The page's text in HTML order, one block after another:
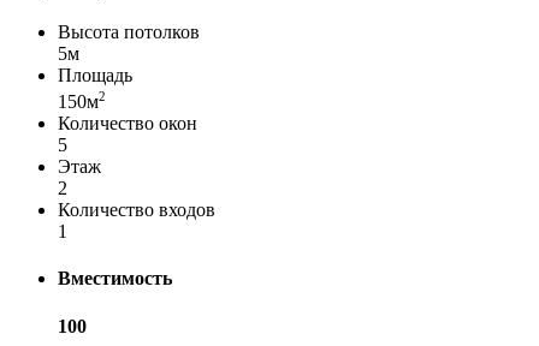
Высота потолков
5м
Площадь
150м2
Количество окон
5
Этаж
2
Количество входов
1
Вместимость
100